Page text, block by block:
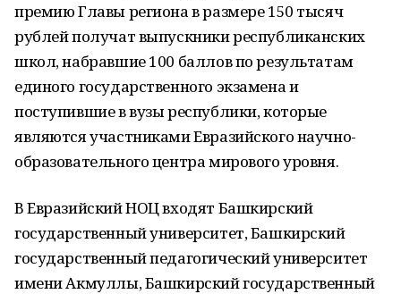
премию Главы региона в размере 150 тысяч
рублей получат выпускники республиканских
школ, набравшие 100 баллов по результатам
единого государственного экзамена и
поступившие в вузы республики, которые
являются участниками Евразийского научно-
образовательного центра мирового уровня.
В Евразийский НОЦ входят Башкирский
государственный университет, Башкирский
государственный педагогический университет
имени Акмуллы, Башкирский государственный